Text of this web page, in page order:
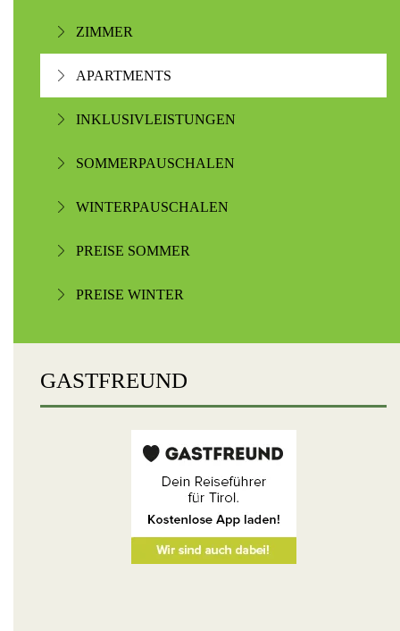
ZIMMER
APARTMENTS
INKLUSIVLEISTUNGEN
SOMMERPAUSCHALEN
WINTERPAUSCHALEN
PREISE SOMMER
PREISE WINTER
GASTFREUND